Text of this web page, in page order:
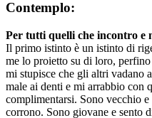
Contemplo:
Per tutti quelli che incontro e
Il primo istinto è un istinto di
me lo proietto su di loro,
mi stupisce che gli altri vadano
male ai denti e mi arrabbio con
complimentarsi. Sono vecchio
corrono. Sono giovane e sento